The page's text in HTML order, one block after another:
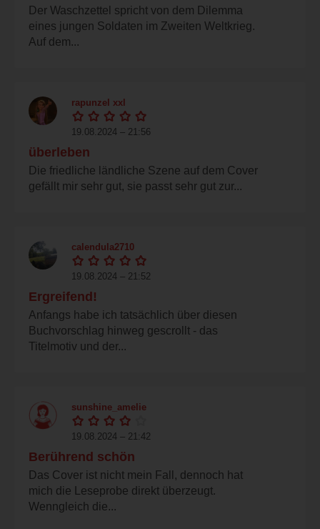
Der Waschzettel spricht von dem Dilemma
eines jungen Soldaten im Zweiten Weltkrieg.
Auf dem...
rapunzel xxl
19.08.2024 – 21:56
überleben
Die friedliche ländliche Szene auf dem Cover
gefällt mir sehr gut, sie passt sehr gut zur...
calendula2710
19.08.2024 – 21:52
Ergreifend!
Anfangs habe ich tatsächlich über diesen
Buchvorschlag hinweg gescrollt - das
Titelmotiv und der...
sunshine_amelie
19.08.2024 – 21:42
Berührend schön
Das Cover ist nicht mein Fall, dennoch hat
mich die Leseprobe direkt überzeugt.
Wenngleich die...